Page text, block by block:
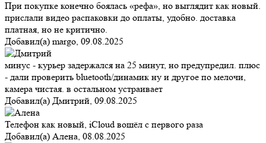
При покупке конечно боялась «рефа», но выглядит как новый.
прислали видео распаковки до оплаты, удобно. доставка
платная, но не критично.
Добавил(а) margo, 09.08.2025
минус - курьер задержался на 25 минут, но предупредил. плюс
- дали проверить bluetooth/динамик ну и другое по мелочи,
камера чистая. в остальном устраивает
Добавил(а) Дмитрий, 09.08.2025
Телефон как новый, iCloud вошёл с первого раза
Добавил(а) Алена, 08.08.2025